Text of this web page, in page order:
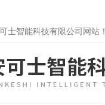
士智能科技有限公司网站！